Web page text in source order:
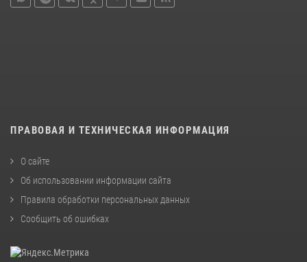
ПРАВОВАЯ И ТЕХНИЧЕСКАЯ ИНФОРМАЦИЯ
О сайте
Об использовании информации сайта
Правила обработки персональных данных
Сообщить об ошибках